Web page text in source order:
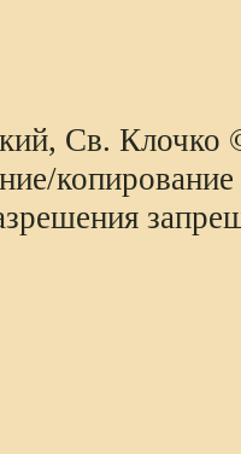
Св. Клочко
копирование